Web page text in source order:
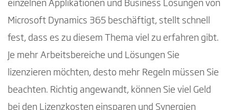
einzelnen Applikationen und Business Lösungen von
Microsoft Dynamics 365 beschäftigt, stellt schnell
fest, dass es zu diesem Thema viel zu erfahren gibt.
Je mehr Arbeitsbereiche und Lösungen Sie
lizenzieren möchten, desto mehr Regeln müssen Sie
beachten. Richtig angewandt, können Sie viel Geld
bei den Lizenzkosten einsparen und Synergien